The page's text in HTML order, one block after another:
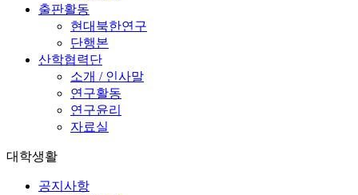
출판활동
현대북한연구
단행본
산학협력단
소개 / 인사말
연구활동
연구윤리
자료실
대학생활
공지사항